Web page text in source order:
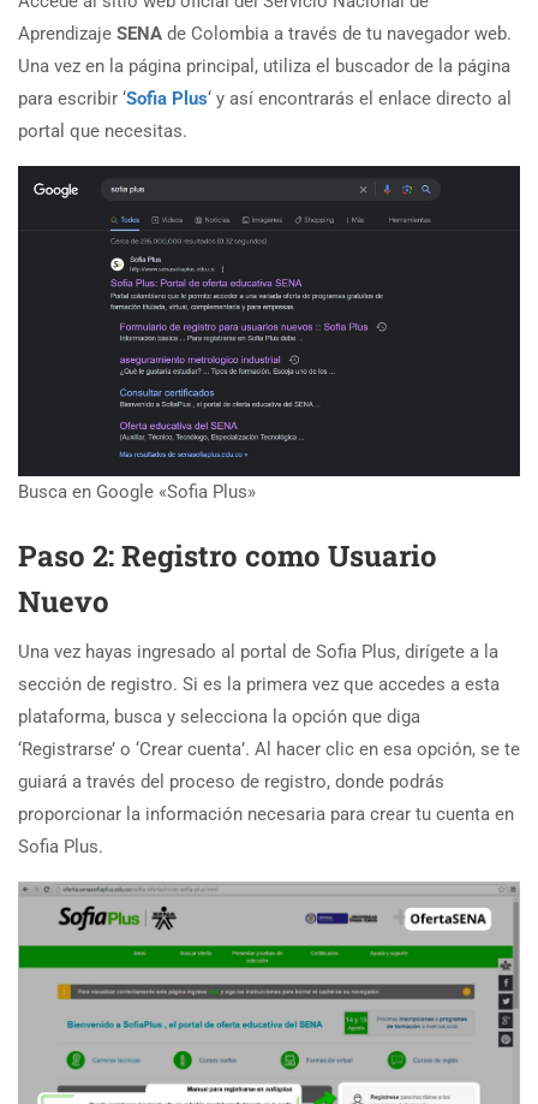
Aprendizaje SENA de Colombia a través de tu navegador web.
Una vez en la página principal, utiliza el buscador de la página
para escribir ‘Sofia Plus‘ y así encontrarás el enlace directo al
portal que necesitas.
Busca en Google «Sofia Plus»
Paso 2: Registro como Usuario
Nuevo
Una vez hayas ingresado al portal de Sofia Plus, dirígete a la
sección de registro. Si es la primera vez que accedes a esta
plataforma, busca y selecciona la opción que diga
‘Registrarse’ o ‘Crear cuenta’. Al hacer clic en esa opción, se te
guiará a través del proceso de registro, donde podrás
proporcionar la información necesaria para crear tu cuenta en
Sofia Plus.